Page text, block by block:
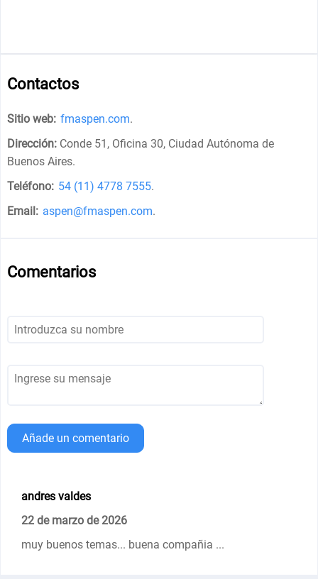
Contactos
Sitio web: fmaspen.com.
Dirección: Conde 51, Oficina 30, Ciudad Autónoma de
Buenos Aires.
Teléfono: 54 (11) 4778 7555.
Email: aspen@fmaspen.com.
Comentarios
Añade un comentario
andres valdes
22 de marzo de 2026
muy buenos temas... buena compañia ...